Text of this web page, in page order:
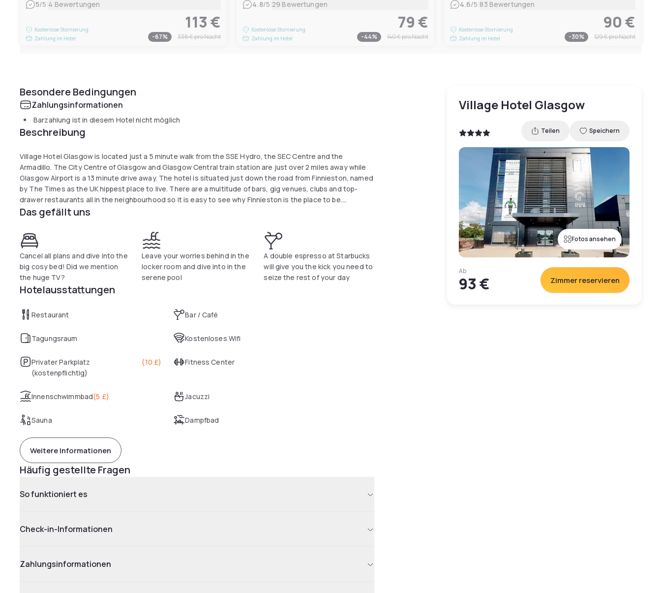
5/5 4 Bewertungen
Kostenlose Stornierung
Zahlung im Hotel
113 €
-67% 338 €pro Nacht
4.8/5 29 Bewertungen
Kostenlose Stornierung
Zahlung im Hotel
79 €
-44% 140 €pro Nacht
4.6/5 83 Bewertungen
Kostenlose Stornierung
Zahlung im Hotel
90 €
-30% 129 €pro Nacht
Besondere Bedingungen
Zahlungsinformationen
Barzahlung ist in diesem Hotel nicht möglich
Beschreibung
Village Hotel Glasgow is located just a 5 minute walk from the SSE Hydro, the SEC Centre and the
Armadillo. The City Centre of Glasgow and Glasgow Central train station are just over 2 miles away while
Glasgow Airport is a 13 minute drive away. The hotel is situated just down the road from Finnieston, named
by The Times as the UK hippest place to live. There are a multitude of bars, gig venues, clubs and top-
drawer restaurants all in the neighbourhood so it is easy to see why Finnieston is the place to be.
The hotel has everything you'd need under one roof including stylish bedrooms with big cosy beds, huge
TVs and great showers, pool and state-of-the-art gym with all the latest tech and Village Pub and Grill
where you can tuck into delicious food and drink.
Das gefällt uns
Cancel all plans and dive into the
big cosy bed! Did we mention
the huge TV?
Leave your worries behind in the
locker room and dive into in the
serene pool
A double espresso at Starbucks
will give you the kick you need to
seize the rest of your day
Hotelausstattungen
Restaurant Bar / Café
Tagungsraum Kostenloses Wifi
Privater Parkplatz
(kostenpflichtig)
(10 £) Fitness Center
Innenschwimmbad(5 £) Jacuzzi
Sauna Dampfbad
Weitere Informationen
Häufig gestellte Fragen
So funktioniert es
Check-in-Informationen
Zahlungsinformationen
Village Hotel Glasgow
Teilen Speichern
Fotos ansehen
Ab
93 € Zimmer reservieren